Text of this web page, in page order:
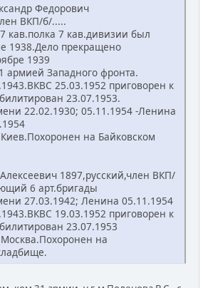
Федорович
ВКП/б/.....
кав.полка 7 кав.дивизии был
1938.Дело прекращено
1939
Западного фронта.
25.03.1952 приговорен к
23.07.1953.
22.02.1930; 05.11.1954 -Ленина
на Байковском
1897,русский,член ВКП/
6 арт.бригады
27.03.1942; Ленина 05.11.1954
19.03.1952 приговорен к
23.07.1953
на